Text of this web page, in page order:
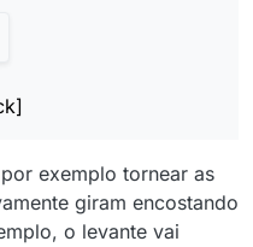
exemplo tornear as
giram encostando
o levante vai